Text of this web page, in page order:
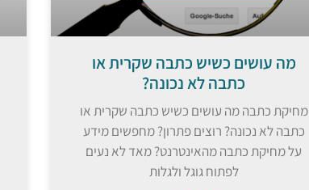
מה עושים כשיש כתבה שקרית או
כתבה לא נכונה?
מחיקת כתבה מה עושים כשיש כתבה שקרית או
כתבה לא נכונה? רוצים פתרון? מחפשים מידע
על מחיקת כתבה מהאינטרנט? מאד לא נעים
לפתוח גוגל ולגלות